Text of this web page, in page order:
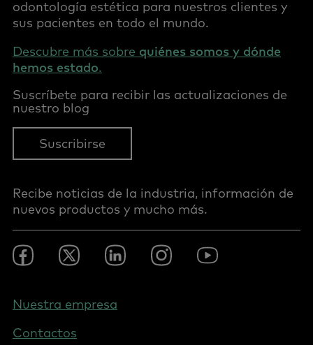
odontología estética para nuestros clientes y
sus pacientes en todo el mundo.
Descubre más sobre quiénes somos y dónde
hemos estado.
Suscríbete para recibir las actualizaciones de
nuestro blog
Suscribirse
Recibe noticias de la industria, información de
nuevos productos y mucho más.
Footer
Social
Spain
FacebookTwitter LinkedInInstagramYoutube
Footer
Spain
Nuestra empresa
Contactos